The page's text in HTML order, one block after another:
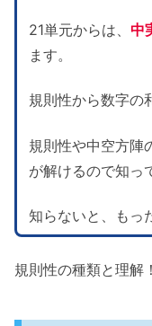
21単元からは、 中
ます。
規則性から数字の
規則性や中空方陣
が解けるので知っ
知らないと、もっ
規則性の種類と理解